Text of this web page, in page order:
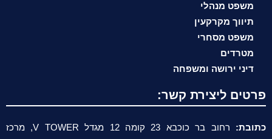
משפט מנהלי
תיווך מקרקעין
משפט מסחרי
מטרדים
דיני ירושה ומשפחה
פרטים ליצירת קשר:
כתובת:
רחוב בר כוכבא 23 קומה 12 מגדל V TOWER, מרכז